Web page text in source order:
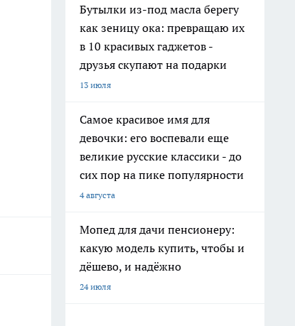
Бутылки из-под масла берегу
как зеницу ока: превращаю их
в 10 красивых гаджетов -
друзья скупают на подарки
13 июля
Самое красивое имя для
девочки: его воспевали еще
великие русские классики - до
сих пор на пике популярности
4 августа
Мопед для дачи пенсионеру:
какую модель купить, чтобы и
дёшево, и надёжно
24 июля